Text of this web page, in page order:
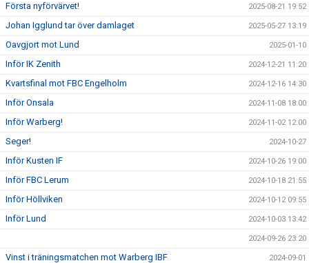
Första nyförvärvet! 2025-08-21 19:52
Johan Igglund tar över damlaget 2025-05-27 13:19
Oavgjort mot Lund 2025-01-10
Inför IK Zenith 2024-12-21 11:20
Kvartsfinal mot FBC Engelholm 2024-12-16 14:30
Inför Onsala 2024-11-08 18:00
Inför Warberg! 2024-11-02 12:00
Seger! 2024-10-27
Inför Kusten IF 2024-10-26 19:00
Inför FBC Lerum 2024-10-18 21:55
Inför Höllviken 2024-10-12 09:55
Inför Lund 2024-10-03 13:42
2024-09-26 23:20
Vinst i träningsmatchen mot Warberg IBF 2024-09-01